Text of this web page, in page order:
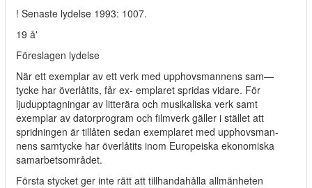
! Senaste lydelse 1993: 1007.
19 å'
Föreslagen lydelse
När ett exemplar av ett verk med upphovsmannens sam—
tycke har överlåtits, får ex- emplaret spridas vidare. För
ljudupptagningar av litterära och musikaliska verk samt
exemplar av datorprogram och filmverk gäller i stället att
spridningen är tillåten sedan exemplaret med upphovsman-
nens samtycke har överlåtits inom Europeiska ekonomiska
samarbetsområdet.
Första stycket ger inte rätt att tillhandahålla allmänheten